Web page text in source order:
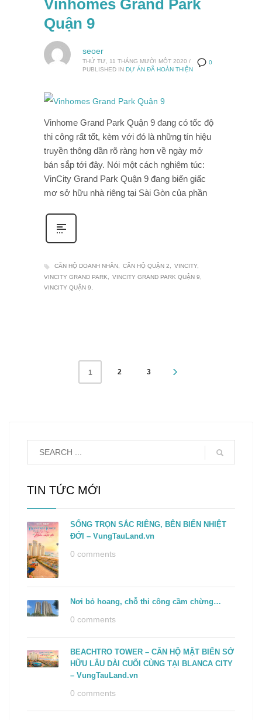
Vinhomes Grand Park
Quận 9
0
seoer
THỨ TƯ, 11 THÁNG MƯỜI MỘT 2020 /
PUBLISHED IN DỰ ÁN ĐÃ HOÀN THIỆN
Vinhome Grand Park Quận 9 đang có tốc độ
thi công rất tốt, kèm với đó là những tín hiệu
truyền thông dần rõ ràng hơn về ngày mở
bán sắp tới đây. Nói một cách nghiêm túc:
VinCity Grand Park Quận 9 đang biến giấc
mơ sở hữu nhà riêng tại Sài Gòn của phần
CĂN HỘ DOANH NHÂN CĂN HỘ QUẬN 2
VINCITY
VINCITY GRAND PARK
VINCITY GRAND PARK QUẬN 9
VINCITY QUẬN 9
1 2 3
TIN TỨC MỚI
SỐNG TRỌN SẮC RIÊNG, BÊN BIỂN NHIỆT
ĐỚI – VungTauLand.vn
0 comments
Nơi bỏ hoang, chỗ thi công cầm chừng…
0 comments
BEACHTRO TOWER – CĂN HỘ MẶT BIỂN SỞ
HỮU LÂU DÀI CUỐI CÙNG TẠI BLANCA CITY
– VungTauLand.vn
0 comments